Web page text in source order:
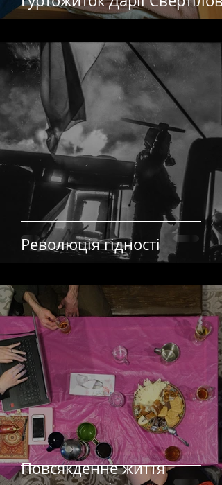
Революція гідності
Повсякденне життя